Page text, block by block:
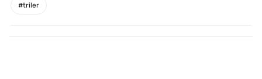
#triler